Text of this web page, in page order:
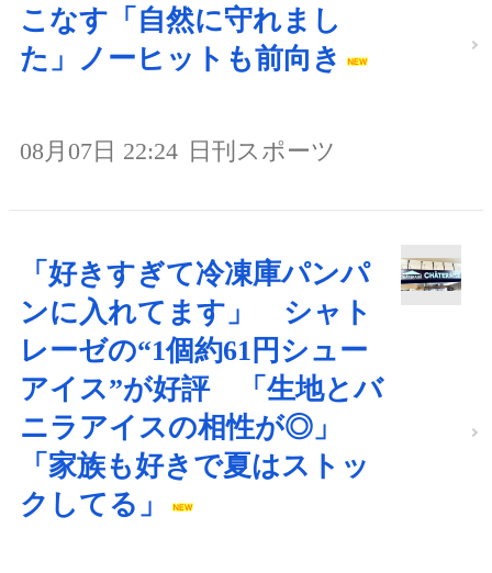
こなす「自然に守れまし
た」ノーヒットも前向き
08月07日 22:24 日刊スポーツ
「好きすぎて冷凍庫パンパ
ンに入れてます」 シャト
レーゼの“1個約61円シュー
アイス”が好評 「生地とバ
ニラアイスの相性が◎」
「家族も好きで夏はストッ
クしてる」